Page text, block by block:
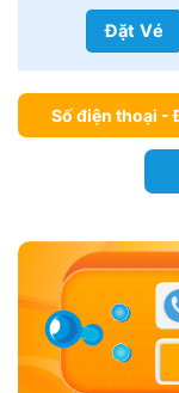
Đặt Vé
Số điện thoại -